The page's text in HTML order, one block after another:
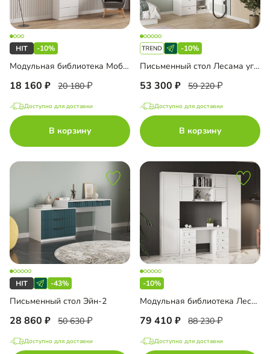
-10%
Модульная библиотека Моби-10
18 160 20 180
Доступно для доставки
В корзину
-10%
Письменный стол Лесама угловой
53 300 59 220
Доступно для доставки
В корзину
-43%
Письменный стол Эйн-2
28 860 50 630
Доступно для доставки
-10%
Модульная библиотека Лестер-7
79 410 88 230
Доступно для доставки